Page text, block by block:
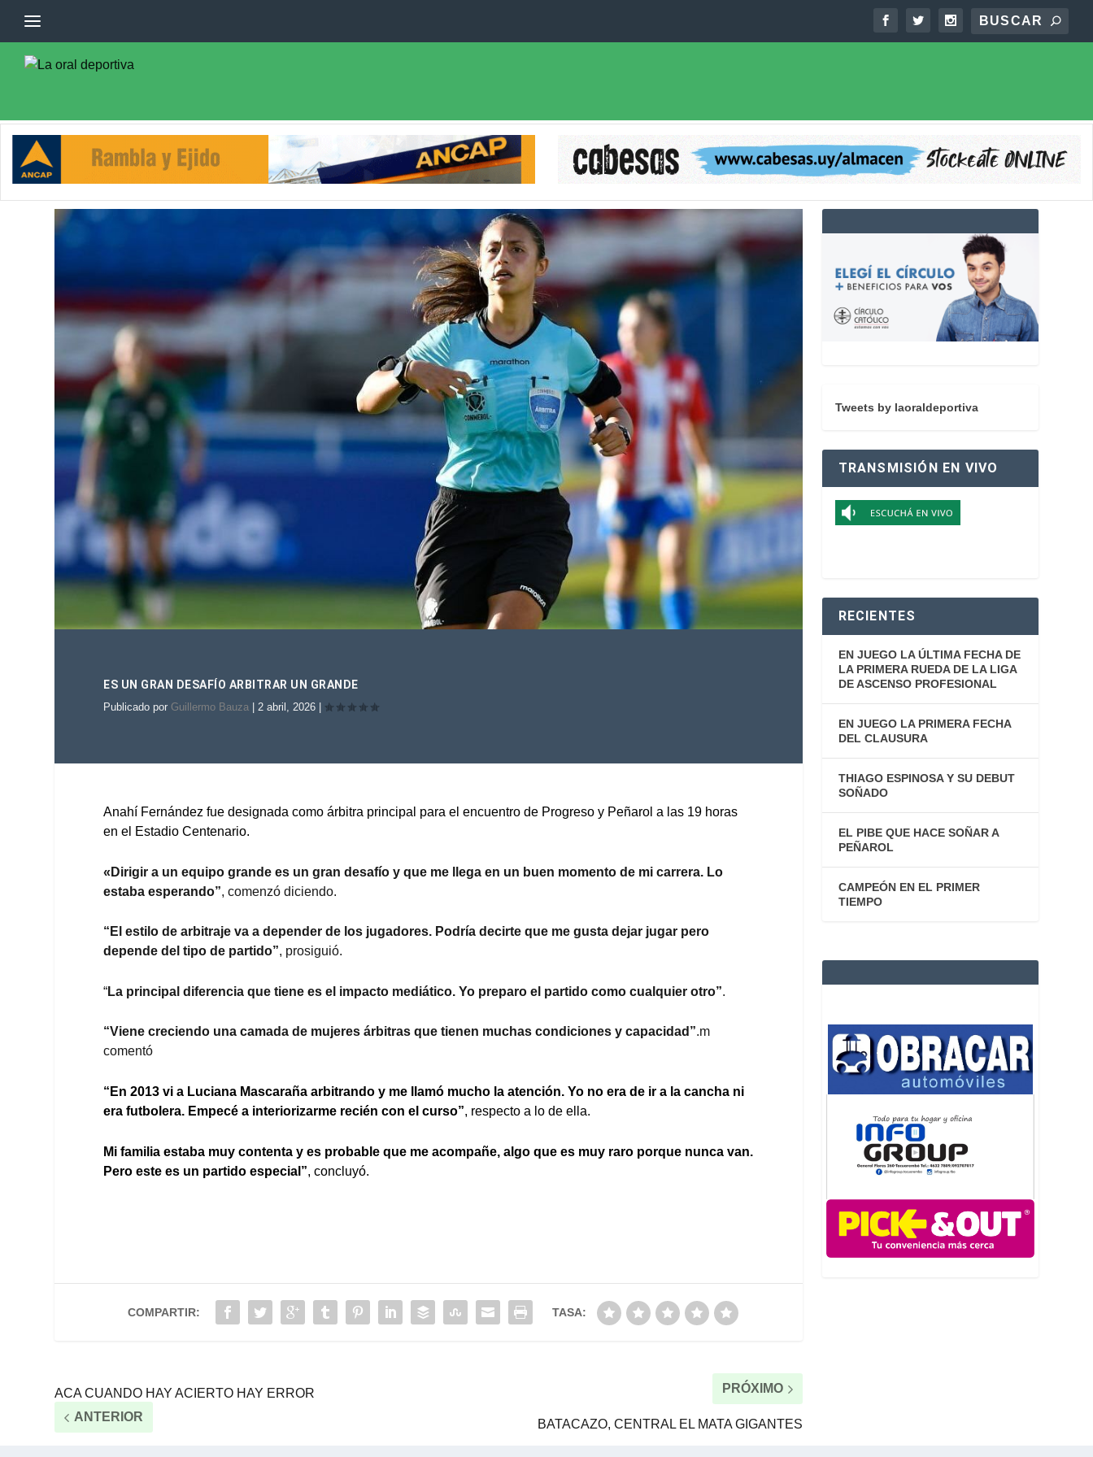
ES UN GRAN DESAFÍO ARBITRAR UN GRANDE
Publicado por Guillermo Bauza |2 abril, 2026
Anahí Fernández fue designada como árbitra principal para el encuentro de Progreso y Peñarol a las 19 horas
en el Estadio Centenario.
«Dirigir a un equipo grande es un gran desafío y que me llega en un buen momento de mi carrera. Lo
estaba esperando”, comenzó diciendo.
“El estilo de arbitraje va a depender de los jugadores. Podría decirte que me gusta dejar jugar pero
depende del tipo de partido”, prosiguió.
“La principal diferencia que tiene es el impacto mediático. Yo preparo el partido como cualquier otro”.
“Viene creciendo una camada de mujeres árbitras que tienen muchas condiciones y capacidad”.m
comentó
“En 2013 vi a Luciana Mascaraña arbitrando y me llamó mucho la atención. Yo no era de ir a la cancha ni
era futbolera. Empecé a interiorizarme recién con el curso”, respecto a lo de ella.
Mi familia estaba muy contenta y es probable que me acompañe, algo que es muy raro porque nunca van.
Pero este es un partido especial”, concluyó.
COMPARTIR: TASA:
ACA CUANDO HAY ACIERTO HAY ERROR
ANTERIOR
PRÓXIMO
BATACAZO, CENTRAL EL MATA GIGANTES
Tweets by laoraldeportiva
TRANSMISIÓN EN VIVO
RECIENTES
EN JUEGO LA ÚLTIMA FECHA DE
LA PRIMERA RUEDA DE LA LIGA
DE ASCENSO PROFESIONAL
EN JUEGO LA PRIMERA FECHA
DEL CLAUSURA
THIAGO ESPINOSA Y SU DEBUT
SOÑADO
EL PIBE QUE HACE SOÑAR A
PEÑAROL
CAMPEÓN EN EL PRIMER
TIEMPO